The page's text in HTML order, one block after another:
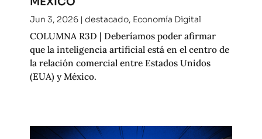
Jun 3, 2026| destacado, Economía Digital
COLUMNA R3D | Deberíamos poder afirmar
que la inteligencia artificial está en el centro de
la relación comercial entre Estados Unidos
(EUA) y México.